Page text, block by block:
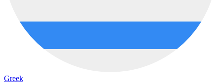
Greek